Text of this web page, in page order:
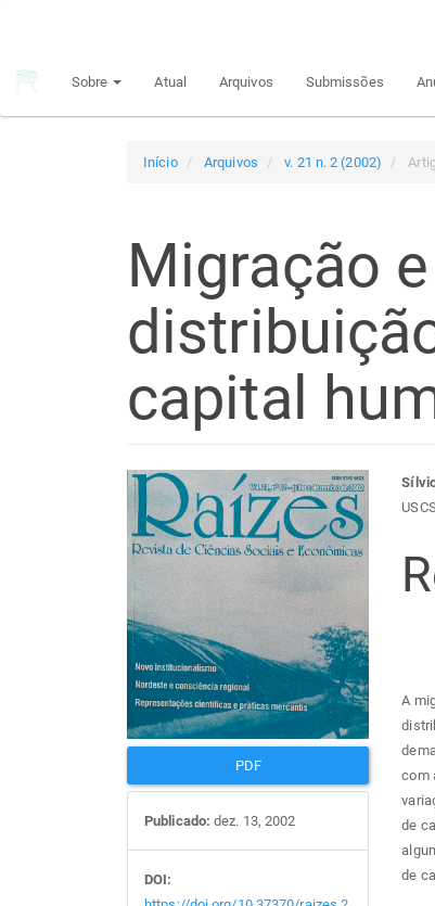
principal
Sobre Atual Arquivos Submissões
Início Arquivos v. 21 n. 2 (2002)
Migração
capital
Barra
lateral
de
artigos
PDF
Publicado: dez. 13, 2002
DOI:
do
A
com
de
de